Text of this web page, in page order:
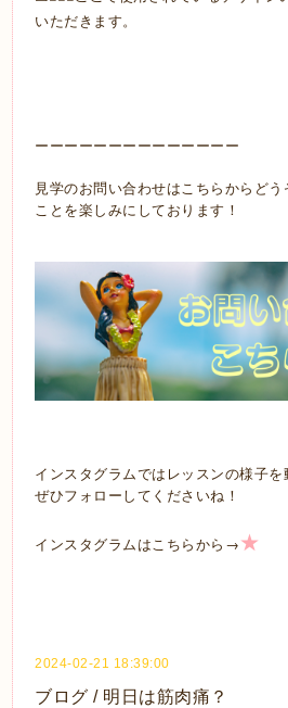
いただきます。
ーーーーーーーーーーーーーー
見学のお問い合わせはこちらからど
ことを楽しみにしております！
インスタグラムではレッスンの様子を
ぜひフォローしてくださいね！
インスタグラムはこちらから →★
2024-02-21 18:39:00
ブログ / 明日は筋肉痛？